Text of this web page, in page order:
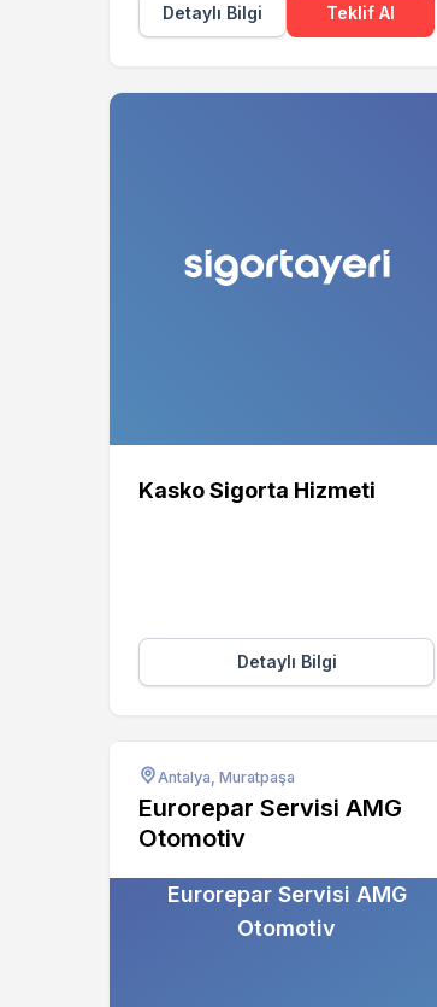
Detaylı Bilgi Teklif Al
Kasko Sigorta Hizmeti
Detaylı Bilgi
Antalya, Muratpaşa
Eurorepar Servisi AMG
Otomotiv
Eurorepar Servisi AMG
Otomotiv